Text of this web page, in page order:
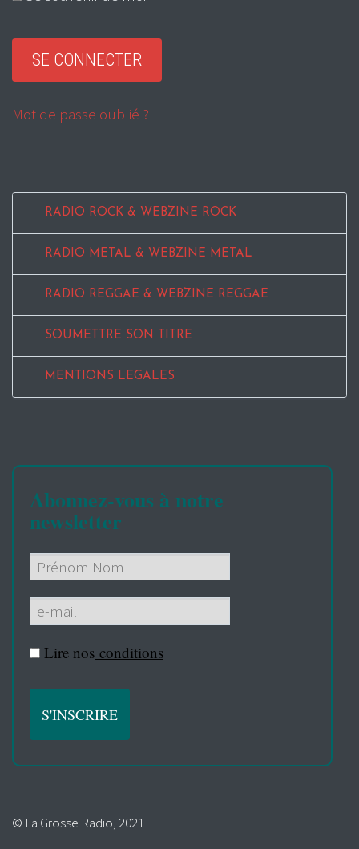
Mot de passe oublié ?
RADIO ROCK & WEBZINE ROCK
RADIO METAL & WEBZINE METAL
RADIO REGGAE & WEBZINE REGGAE
SOUMETTRE SON TITRE
MENTIONS LEGALES
Abonnez-vous à notre
newsletter
Lire nos conditions
© La Grosse Radio, 2021